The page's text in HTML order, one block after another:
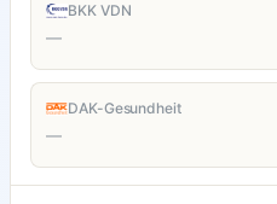
BKK VDN
—
DAK-Gesundheit
—